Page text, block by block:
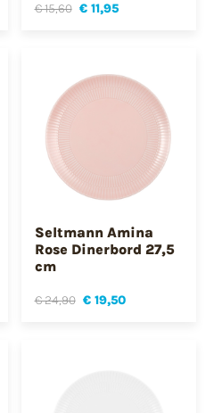
€ 15,60 € 11,95
Seltmann Amina
Rose Dinerbord 27,5
cm
€ 24,90 € 19,50